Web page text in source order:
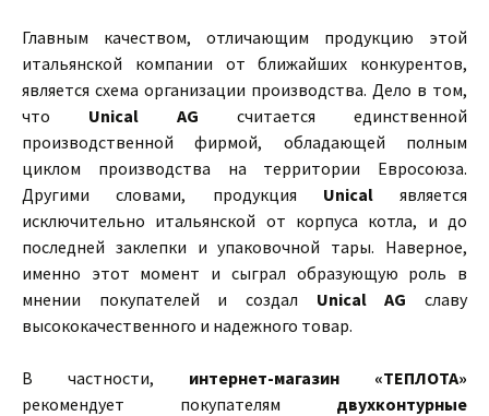
Главным качеством, отличающим продукцию этой
итальянской компании от ближайших конкурентов,
является схема организации производства. Дело в том,
что Unical AG считается единственной
производственной фирмой, обладающей полным
циклом производства на территории Евросоюза.
Другими словами, продукция Unicalявляется
исключительно итальянской от корпуса котла, и до
последней заклепки и упаковочной тары. Наверное,
именно этот момент и сыграл образующую роль в
мнении покупателей и создал Unical AG славу
высококачественного и надежного товар.
В частности, интернет-магазин «ТЕПЛОТА»
рекомендует покупателям двухконтурные